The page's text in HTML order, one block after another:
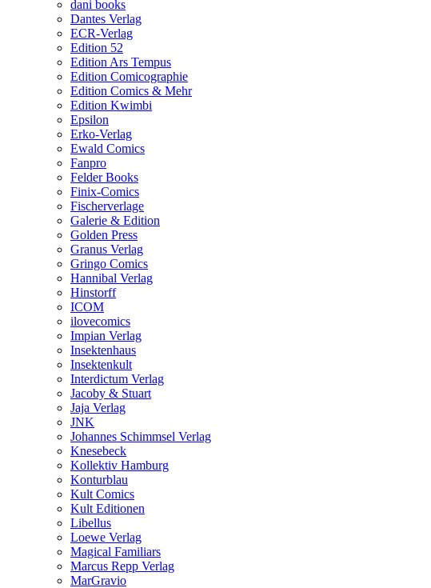
dani books
Dantes Verlag
ECR-Verlag
Edition 52
Edition Ars Tempus
Edition Comicographie
Edition Comics & Mehr
Edition Kwimbi
Epsilon
Erko-Verlag
Ewald Comics
Fanpro
Felder Books
Finix-Comics
Fischerverlage
Galerie & Edition
Golden Press
Granus Verlag
Gringo Comics
Hannibal Verlag
Hinstorff
ICOM
ilovecomics
Impian Verlag
Insektenhaus
Insektenkult
Interdictum Verlag
Jacoby & Stuart
Jaja Verlag
JNK
Johannes Schimmsel Verlag
Knesebeck
Kollektiv Hamburg
Konturblau
Kult Comics
Kult Editionen
Libellus
Loewe Verlag
Magical Familiars
Marcus Repp Verlag
MarGravio